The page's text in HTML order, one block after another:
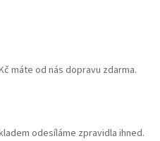
máte od nás dopravu zdarma.
odesíláme zpravidla ihned.